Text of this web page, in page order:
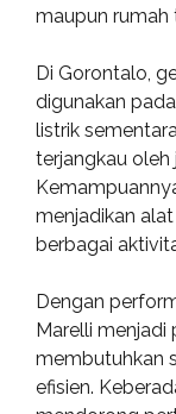
maupun rumah
Di Gorontalo,
digunakan
listrik
terjangkau oleh
menjadikan
berbagai
Dengan
Marelli menjadi
membutuhkan
efisien.